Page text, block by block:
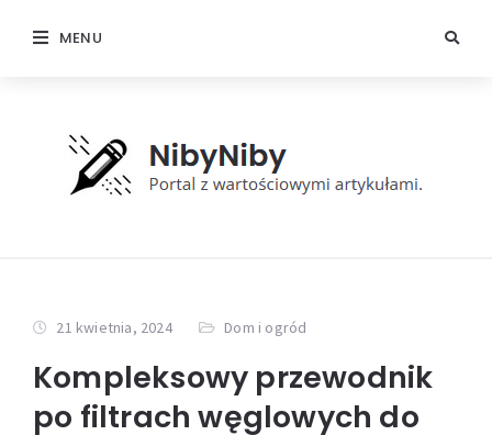
MENU
21 kwietnia, 2024 Dom i ogród
Kompleksowy przewodnik
po filtrach węglowych do